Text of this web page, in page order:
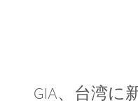
GIA、台湾に